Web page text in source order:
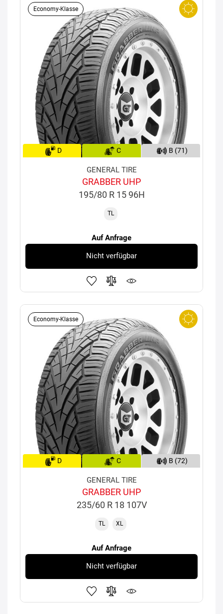
Economy-Klasse
D C B (71)
GENERAL TIRE
GRABBER UHP
195/80 R 15 96H
TL
Auf Anfrage
Nicht verfügbar
Economy-Klasse
D C B (72)
GENERAL TIRE
GRABBER UHP
235/60 R 18 107V
TL XL
Auf Anfrage
Nicht verfügbar